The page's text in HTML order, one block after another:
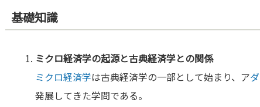
基礎知識
ミクロ経済学の起源と古典経済学との関係
ミクロ経済学は古典経済学の一部として始まり、ア
発展してきた学問である。